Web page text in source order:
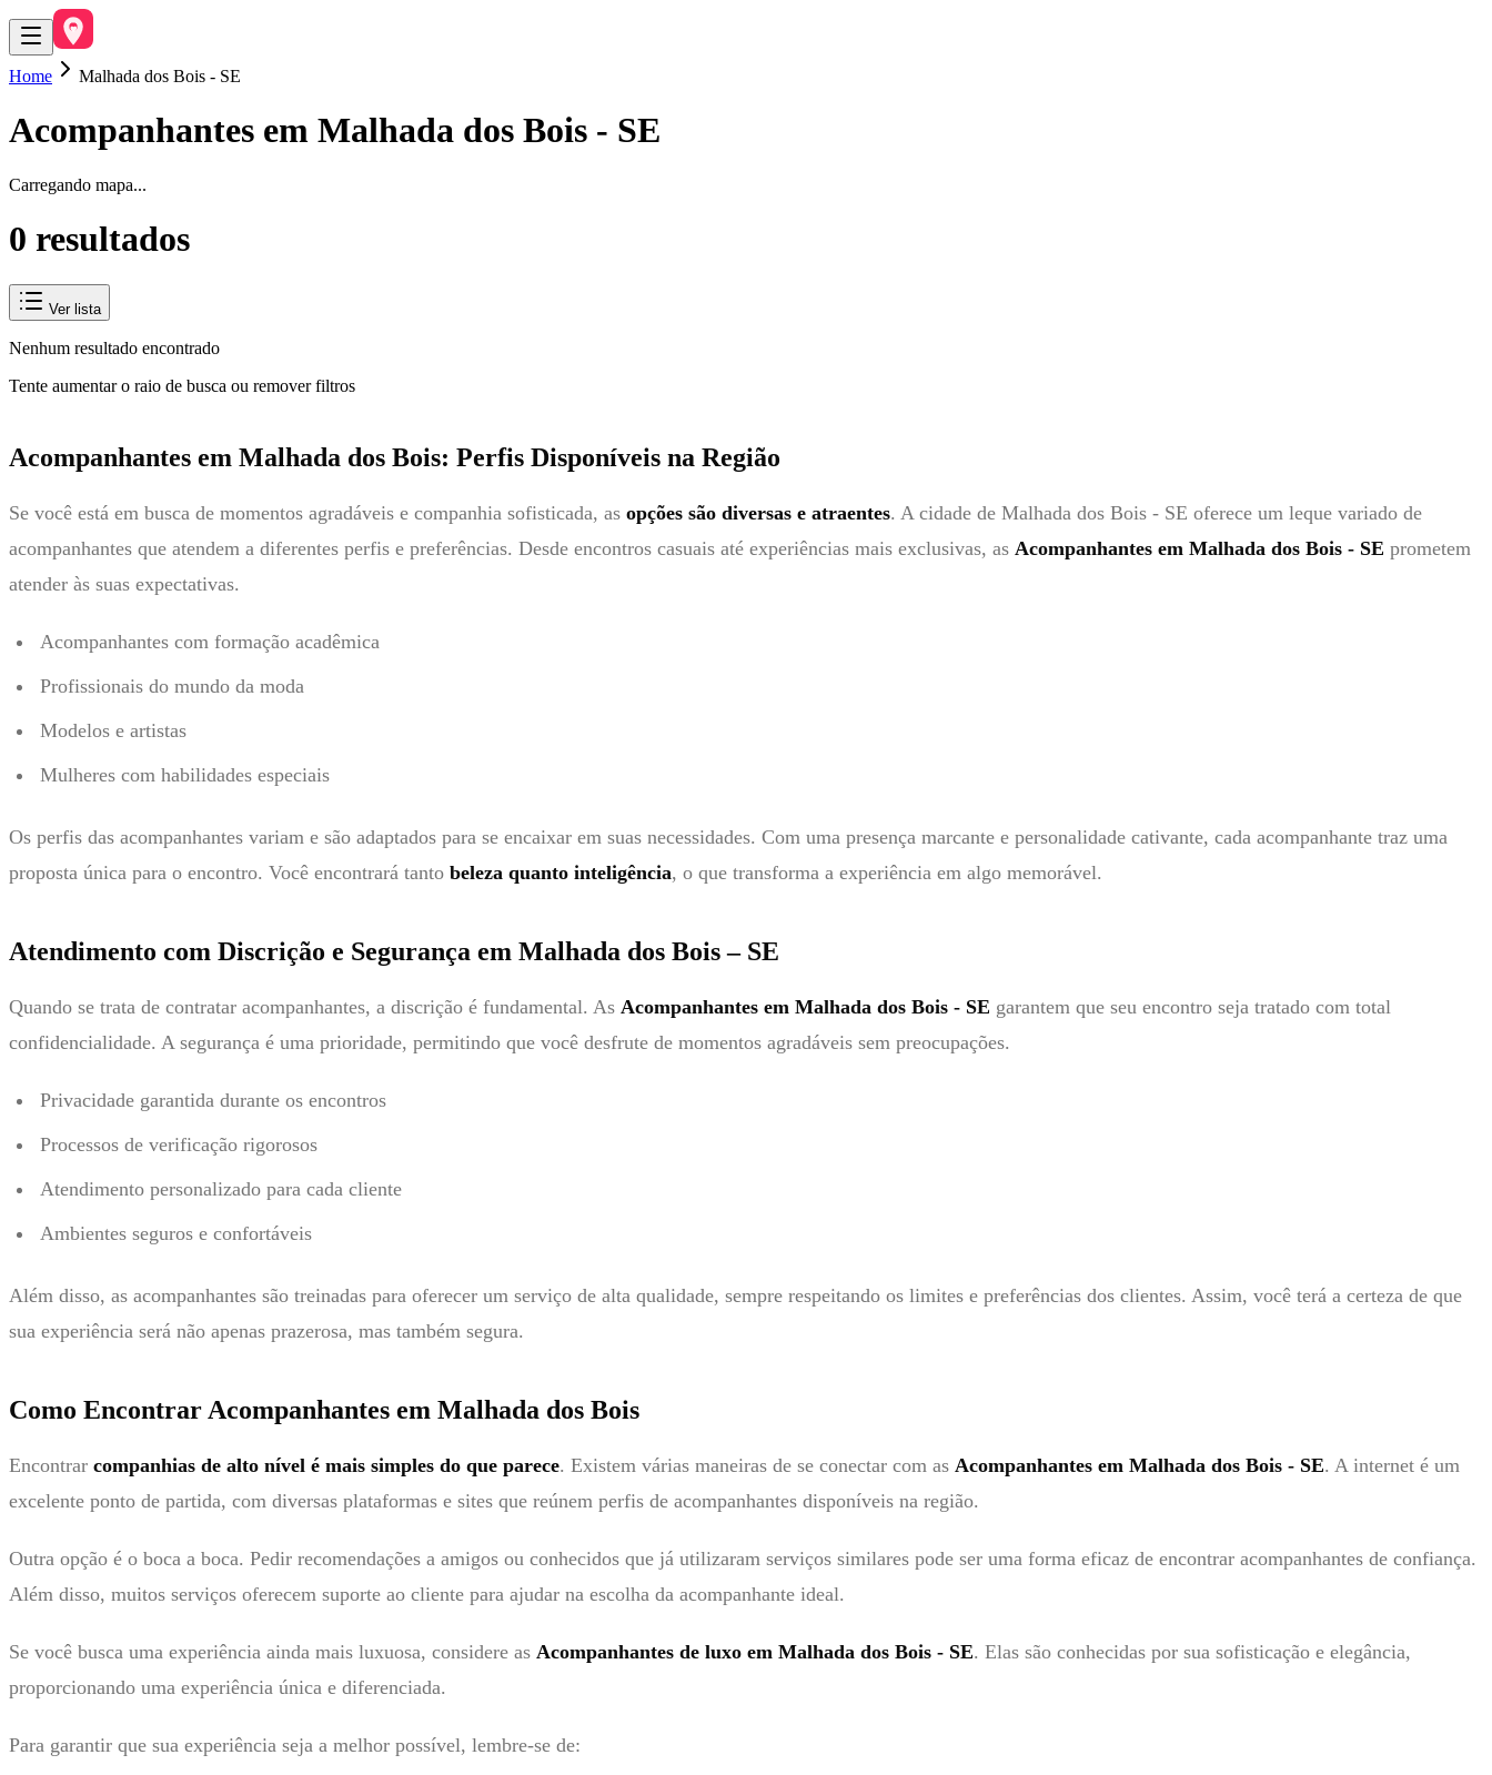
Home Malhada dos Bois - SE
Acompanhantes em Malhada dos Bois - SE
Carregando mapa...
0 resultados
Ver lista
Nenhum resultado encontrado
Tente aumentar o raio de busca ou remover filtros
Acompanhantes em Malhada dos Bois: Perfis Disponíveis na Região
Se você está em busca de momentos agradáveis e companhia sofisticada, as opções são diversas e atraentes. A cidade de Malhada dos Bois - SE oferece um leque variado de
acompanhantes que atendem a diferentes perfis e preferências. Desde encontros casuais até experiências mais exclusivas, as Acompanhantes em Malhada dos Bois - SE prometem
atender às suas expectativas.
Acompanhantes com formação acadêmica
Profissionais do mundo da moda
Modelos e artistas
Mulheres com habilidades especiais
Os perfis das acompanhantes variam e são adaptados para se encaixar em suas necessidades. Com uma presença marcante e personalidade cativante, cada acompanhante traz uma
proposta única para o encontro. Você encontrará tanto beleza quanto inteligência, o que transforma a experiência em algo memorável.
Atendimento com Discrição e Segurança em Malhada dos Bois – SE
Quando se trata de contratar acompanhantes, a discrição é fundamental. As Acompanhantes em Malhada dos Bois - SE garantem que seu encontro seja tratado com total
confidencialidade. A segurança é uma prioridade, permitindo que você desfrute de momentos agradáveis sem preocupações.
Privacidade garantida durante os encontros
Processos de verificação rigorosos
Atendimento personalizado para cada cliente
Ambientes seguros e confortáveis
Além disso, as acompanhantes são treinadas para oferecer um serviço de alta qualidade, sempre respeitando os limites e preferências dos clientes. Assim, você terá a certeza de que
sua experiência será não apenas prazerosa, mas também segura.
Como Encontrar Acompanhantes em Malhada dos Bois
Encontrar companhias de alto nível é mais simples do que parece. Existem várias maneiras de se conectar com as Acompanhantes em Malhada dos Bois - SE. A internet é um
excelente ponto de partida, com diversas plataformas e sites que reúnem perfis de acompanhantes disponíveis na região.
Outra opção é o boca a boca. Pedir recomendações a amigos ou conhecidos que já utilizaram serviços similares pode ser uma forma eficaz de encontrar acompanhantes de confiança.
Além disso, muitos serviços oferecem suporte ao cliente para ajudar na escolha da acompanhante ideal.
Se você busca uma experiência ainda mais luxuosa, considere as Acompanhantes de luxo em Malhada dos Bois - SE. Elas são conhecidas por sua sofisticação e elegância,
proporcionando uma experiência única e diferenciada.
Para garantir que sua experiência seja a melhor possível, lembre-se de: